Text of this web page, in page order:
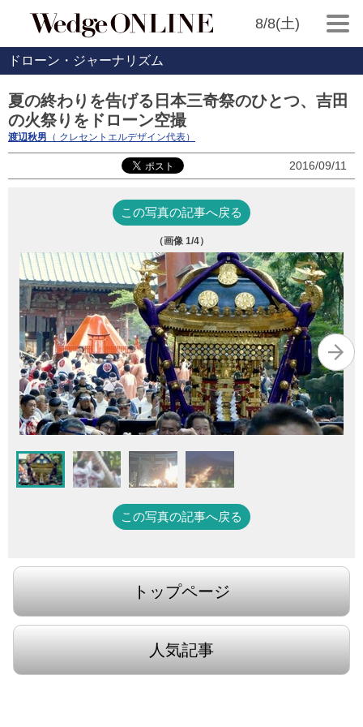
8/8(土)
ドローン・ジャーナリズム
夏の終わりを告げる日本三奇祭のひとつ、吉田
の火祭りをドローン空撮
渡辺秋男 （ クレセントエルデザイン代表）
2016/09/11
この写真の記事へ戻る
（画像 1/4）
この写真の記事へ戻る
トップページ
人気記事